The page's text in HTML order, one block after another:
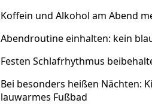
Koffein und Alkohol am Abend
Abendroutine einhalten: kein
Festen Schlafrhythmus
Bei besonders heißen Nächten:
lauwarmes Fußbad